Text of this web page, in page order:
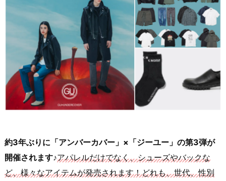
約3年ぶりに「アンバーカバー」×「ジーユー」の第3弾が
開催されます♪アパレルだけでなく、シューズやバックな
ど、様々なアイテムが発売されます！どれも、世代、性別